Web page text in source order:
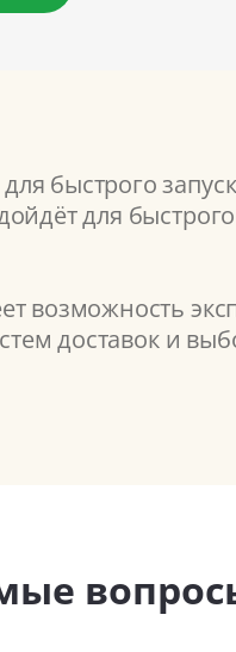
быстрого
для
возможность
доставок и